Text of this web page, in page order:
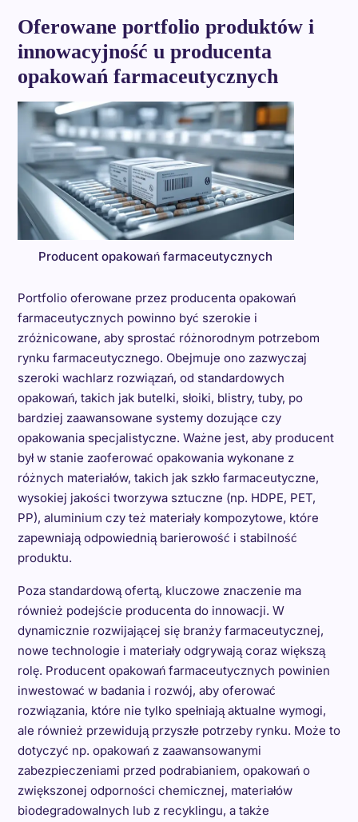
Oferowane portfolio produktów i
innowacyjność u producenta
opakowań farmaceutycznych
Producent opakowań farmaceutycznych
Portfolio oferowane przez producenta opakowań
farmaceutycznych powinno być szerokie i
zróżnicowane, aby sprostać różnorodnym potrzebom
rynku farmaceutycznego. Obejmuje ono zazwyczaj
szeroki wachlarz rozwiązań, od standardowych
opakowań, takich jak butelki, słoiki, blistry, tuby, po
bardziej zaawansowane systemy dozujące czy
opakowania specjalistyczne. Ważne jest, aby producent
był w stanie zaoferować opakowania wykonane z
różnych materiałów, takich jak szkło farmaceutyczne,
wysokiej jakości tworzywa sztuczne (np. HDPE, PET,
PP), aluminium czy też materiały kompozytowe, które
zapewniają odpowiednią barierowość i stabilność
produktu.
Poza standardową ofertą, kluczowe znaczenie ma
również podejście producenta do innowacji. W
dynamicznie rozwijającej się branży farmaceutycznej,
nowe technologie i materiały odgrywają coraz większą
rolę. Producent opakowań farmaceutycznych powinien
inwestować w badania i rozwój, aby oferować
rozwiązania, które nie tylko spełniają aktualne wymogi,
ale również przewidują przyszłe potrzeby rynku. Może to
dotyczyć np. opakowań z zaawansowanymi
zabezpieczeniami przed podrabianiem, opakowań o
zwiększonej odporności chemicznej, materiałów
biodegradowalnych lub z recyklingu, a także